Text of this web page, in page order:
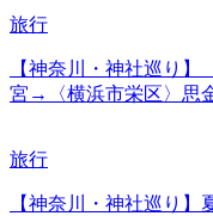
旅行
【神奈川・神社巡り
宮→〈横浜市栄区〉思
旅行
【神奈川・神社巡り】